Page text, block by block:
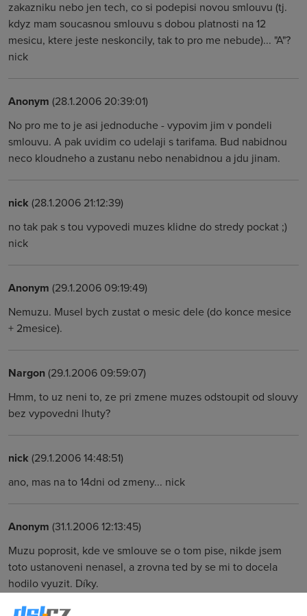
zakazniku nebo jen tech, co si podepisi novou smlouvu (tj.
kdyz mam soucasnou smlouvu s dobou platnosti na 12
mesicu, ktere jeste neskoncily, tak to pro me nebude)... "A"?
nick
Anonym (28.1.2006 20:39:01)
No pro me to je asi jednoduche - vypovim jim v pondeli
smlouvu. A pak uvidim co udelaji s tarifama. Bud nabidnou
neco kloudneho a zustanu nebo nenabidnou a jdu jinam.
nick (28.1.2006 21:12:39)
no tak pak s tou vypovedi muzes klidne do stredy pockat ;)
nick
Anonym (29.1.2006 09:19:49)
Nemuzu. Musel bych zustat o mesic dele (do konce mesice
+ 2mesice).
Nargon(29.1.2006 09:59:07)
Hmm, to uz neni to, ze pri zmene muzes odstoupit od slouvy
bez vypovedni lhuty?
nick (29.1.2006 14:48:51)
ano, mas na to 14dni od zmeny... nick
Anonym (31.1.2006 12:13:45)
Muzu poprosit, kde ve smlouve se o tom pise, nikde jsem
toto ustanoveni nenasel, a zrovna ted by se mi to docela
hodilo vyuzit. Díky.